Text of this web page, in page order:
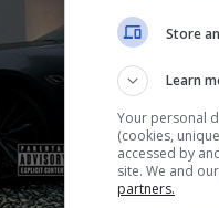
Store
Learn
Your personal
(cookies,
accessed by
site. We and
partners.